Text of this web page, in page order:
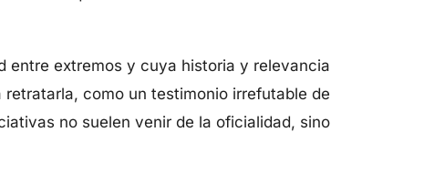
entre extremos y cuya historia y relevancia
como un testimonio irrefutable de
no suelen venir de la oficialidad, sino